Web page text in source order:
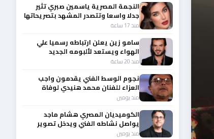
النجمة المصرية ياسمين صبري تثير
جدلا واسعا وتتصدر المشهد بتصريحاتها
الأخيرة
منذ 17 ساعة
سامو زين يعلن ارتباطه رسميا علي
الهواء ويستعد لألبومه الجديد
منذ 20 ساعة
نجوم الوسط الفني يقدمون واجب
العزاء للفنان محمد هنيدي لوفاة
شقيقه الأكبر
منذ يومين
الكوميديان المصري هشام ماجد
يواصل نشاطه الفني ويدخل تصوير
عامل ميت
منذ يومين